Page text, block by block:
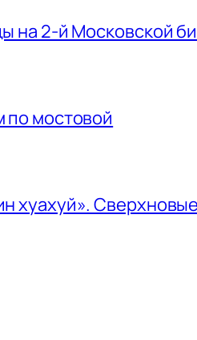
на 2-й Московской
по мостовой
хуахуй».